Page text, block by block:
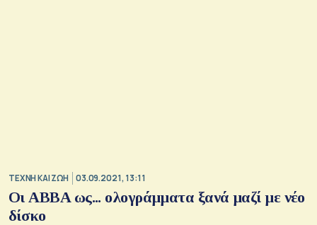
TΕΧΝΗ ΚΑΙ ΖΩΗ 03.09.2021, 13:11
Οι ABBA ως... ολογράμματα ξανά μαζί με νέο
δίσκο